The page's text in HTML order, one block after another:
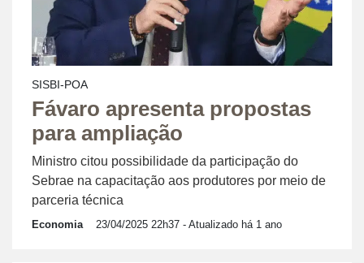
SISBI-POA
Fávaro apresenta propostas
para ampliação
Ministro citou possibilidade da participação do
Sebrae na capacitação aos produtores por meio de
parceria técnica
Economia 23/04/2025 22h37 - Atualizado há 1 ano